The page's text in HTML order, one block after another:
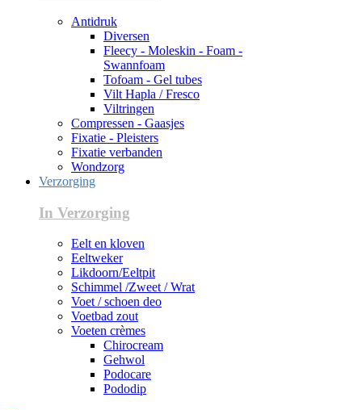
Antidruk
Diversen
Fleecy - Moleskin - Foam -
Swannfoam
Tofoam - Gel tubes
Vilt Hapla / Fresco
Viltringen
Compressen - Gaasjes
Fixatie - Pleisters
Fixatie verbanden
Wondzorg
Verzorging
In Verzorging
Eelt en kloven
Eeltweker
Likdoorn/Eeltpit
Schimmel /Zweet / Wrat
Voet / schoen deo
Voetbad zout
Voeten crèmes
Chirocream
Gehwol
Podocare
Pododip